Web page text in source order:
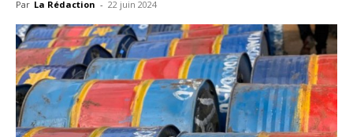
Par La Rédaction - 22 juin 2024